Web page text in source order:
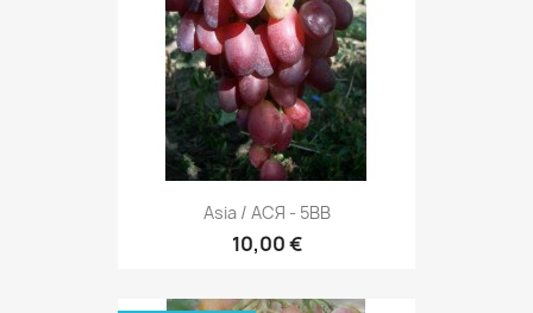
Asia / АСЯ - 5BB
10,00 €